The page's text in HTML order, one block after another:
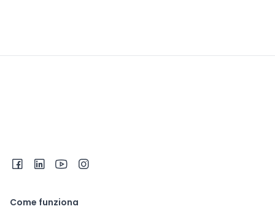
Come funziona